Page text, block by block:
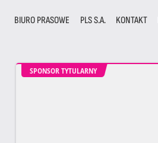
BIURO PRASOWE PLS S.A. KONTAKT
SPONSOR TYTULARNY